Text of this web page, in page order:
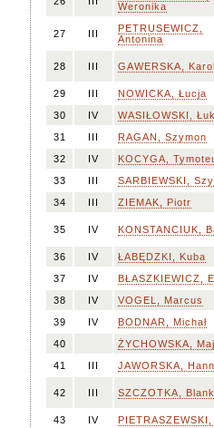
Weronika
27 III
PETRUSEWICZ,
Antonina
28 III GAWERSKA,
29 III
NOWICKA, Łucja
30
IV
WASIŁOWSKI,
31
III
RAGAN, Szymon
32
IV
KOCYGA,
33
III
SARBIEWSKI,
34
III ZIEMAK, Piotr
35 IV KONSTANCIUK,
36 IV
ŁABĘDZKI, Kuba
37
IV
BŁASZKIEWICZ,
38
IV
VOGEL, Marcus
39
IV
BODNAR, Michał
40
ŻYCHOWSKA,
41
III JAWORSKA,
42 III SZCZOTKA,
43 IV